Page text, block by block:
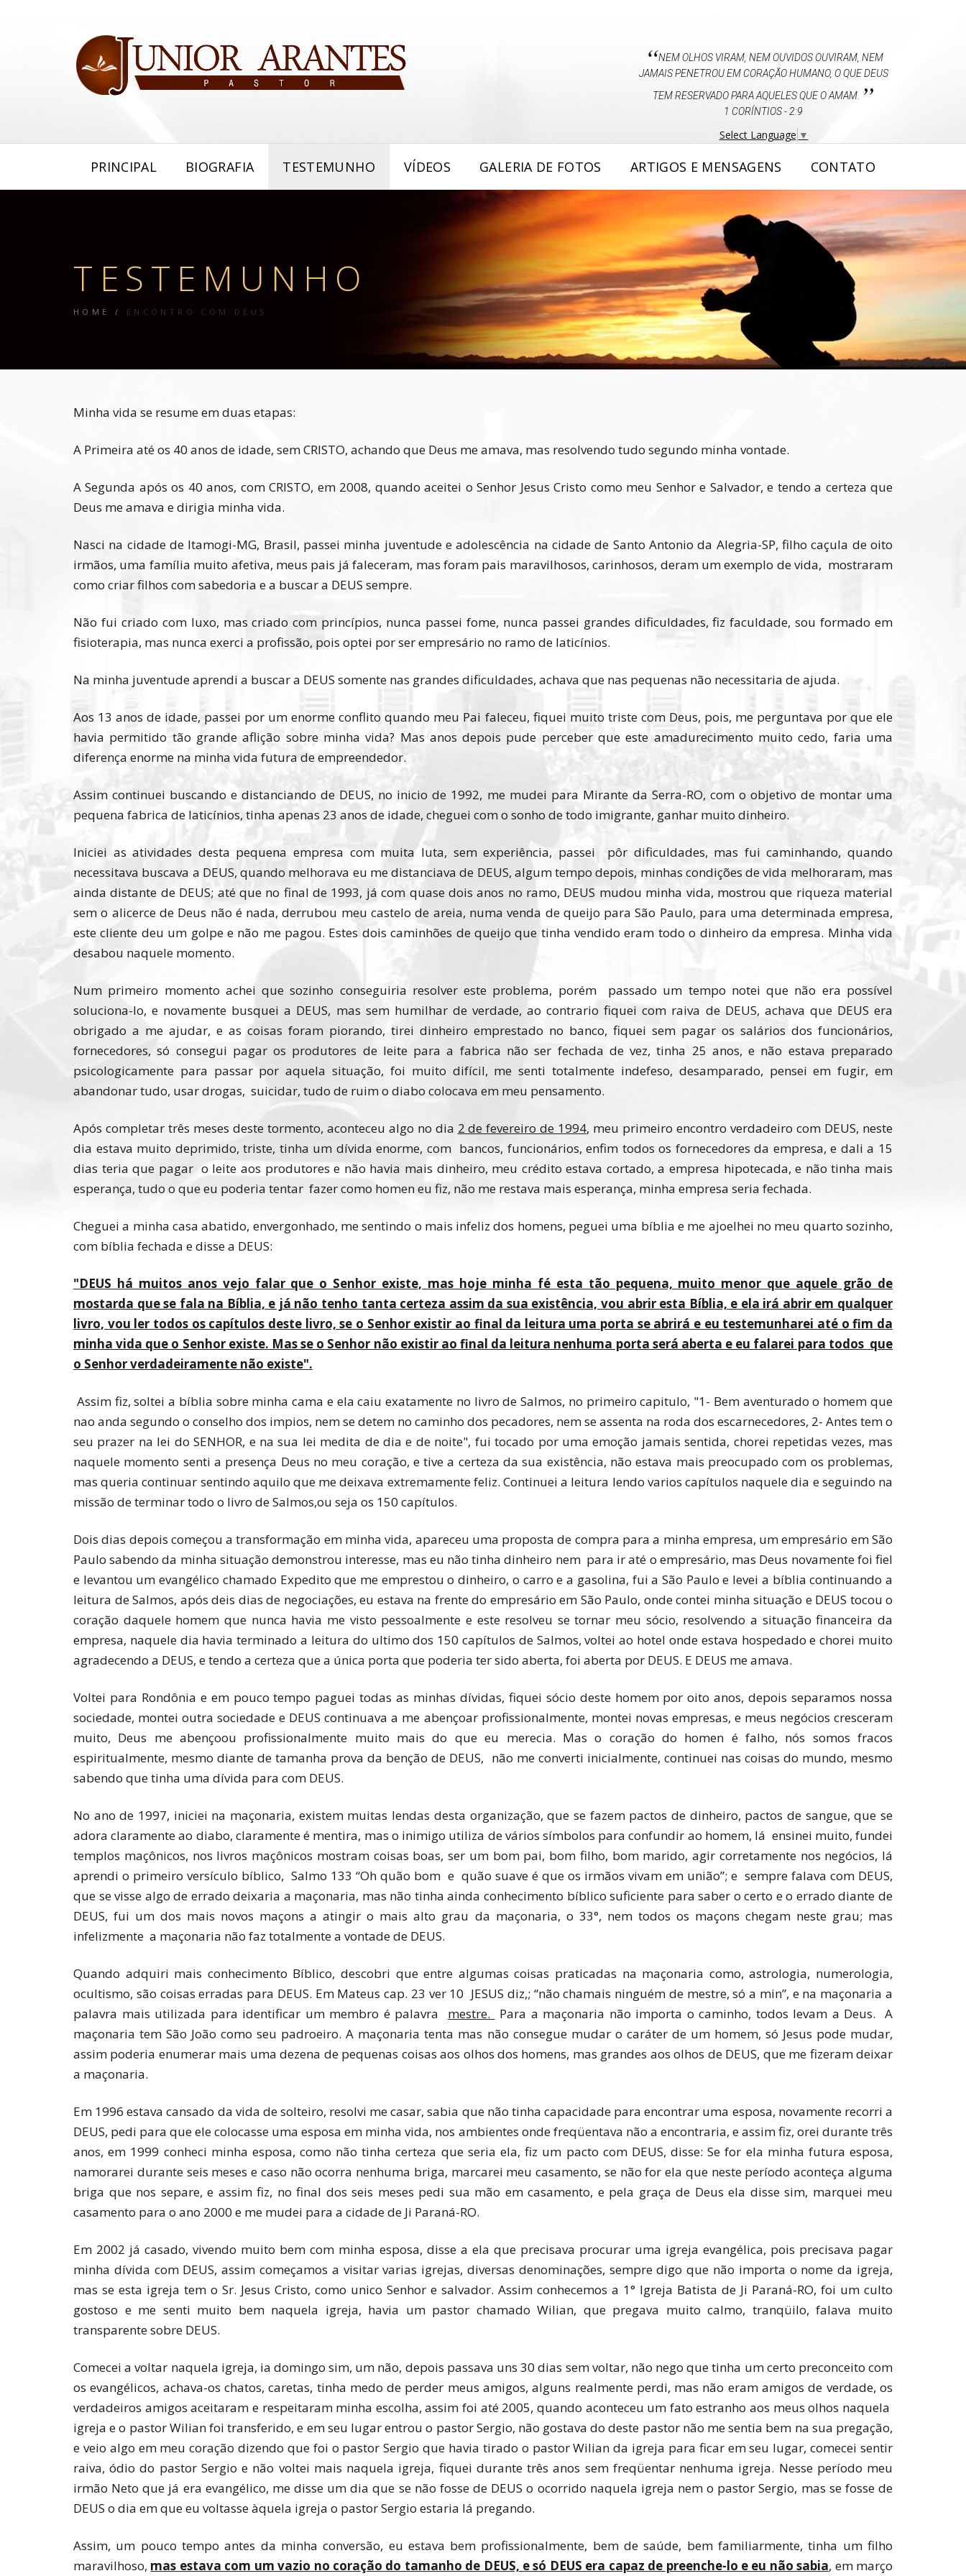
“NEM OLHOS VIRAM, NEM OUVIDOS OUVIRAM, NEM
JAMAIS PENETROU EM CORAÇÃO HUMANO, O QUE DEUS
TEM RESERVADO PARA AQUELES QUE O AMAM. ”
1 CORÍNTIOS - 2:9
Select Language ▼
PRINCIPAL BIOGRAFIA TESTEMUNHO VÍDEOS GALERIA DE FOTOS ARTIGOS E MENSAGENS CONTATO
TESTEMUNHO
HOME / ENCONTRO COM DEUS
Minha vida se resume em duas etapas:
A Primeira até os 40 anos de idade, sem CRISTO, achando que Deus me amava, mas resolvendo tudo segundo minha vontade.
A Segunda após os 40 anos, com CRISTO, em 2008, quando aceitei o Senhor Jesus Cristo como meu Senhor e Salvador, e tendo a certeza que
Deus me amava e dirigia minha vida.
Nasci na cidade de Itamogi-MG, Brasil, passei minha juventude e adolescência na cidade de Santo Antonio da Alegria-SP, filho caçula de oito
irmãos, uma família muito afetiva, meus pais já faleceram, mas foram pais maravilhosos, carinhosos, deram um exemplo de vida, mostraram
como criar filhos com sabedoria e a buscar a DEUS sempre.
Não fui criado com luxo, mas criado com princípios, nunca passei fome, nunca passei grandes dificuldades, fiz faculdade, sou formado em
fisioterapia, mas nunca exerci a profissão, pois optei por ser empresário no ramo de laticínios.
Na minha juventude aprendi a buscar a DEUS somente nas grandes dificuldades, achava que nas pequenas não necessitaria de ajuda.
Aos 13 anos de idade, passei por um enorme conflito quando meu Pai faleceu, fiquei muito triste com Deus, pois, me perguntava por que ele
havia permitido tão grande aflição sobre minha vida? Mas anos depois pude perceber que este amadurecimento muito cedo, faria uma
diferença enorme na minha vida futura de empreendedor.
Assim continuei buscando e distanciando de DEUS, no inicio de 1992, me mudei para Mirante da Serra-RO, com o objetivo de montar uma
pequena fabrica de laticínios, tinha apenas 23 anos de idade, cheguei com o sonho de todo imigrante, ganhar muito dinheiro.
Iniciei as atividades desta pequena empresa com muita luta, sem experiência, passei pôr dificuldades, mas fui caminhando, quando
necessitava buscava a DEUS, quando melhorava eu me distanciava de DEUS, algum tempo depois, minhas condições de vida melhoraram, mas
ainda distante de DEUS; até que no final de 1993, já com quase dois anos no ramo, DEUS mudou minha vida, mostrou que riqueza material
sem o alicerce de Deus não é nada, derrubou meu castelo de areia, numa venda de queijo para São Paulo, para uma determinada empresa,
este cliente deu um golpe e não me pagou. Estes dois caminhões de queijo que tinha vendido eram todo o dinheiro da empresa. Minha vida
desabou naquele momento.
Num primeiro momento achei que sozinho conseguiria resolver este problema, porém passado um tempo notei que não era possível
soluciona-lo, e novamente busquei a DEUS, mas sem humilhar de verdade, ao contrario fiquei com raiva de DEUS, achava que DEUS era
obrigado a me ajudar, e as coisas foram piorando, tirei dinheiro emprestado no banco, fiquei sem pagar os salários dos funcionários,
fornecedores, só consegui pagar os produtores de leite para a fabrica não ser fechada de vez, tinha 25 anos, e não estava preparado
psicologicamente para passar por aquela situação, foi muito difícil, me senti totalmente indefeso, desamparado, pensei em fugir, em
abandonar tudo, usar drogas, suicidar, tudo de ruim o diabo colocava em meu pensamento.
Após completar três meses deste tormento, aconteceu algo no dia 2 de fevereiro de 1994, meu primeiro encontro verdadeiro com DEUS, neste
dia estava muito deprimido, triste, tinha um dívida enorme, com bancos, funcionários, enfim todos os fornecedores da empresa, e dali a 15
dias teria que pagar o leite aos produtores e não havia mais dinheiro, meu crédito estava cortado, a empresa hipotecada, e não tinha mais
esperança, tudo o que eu poderia tentar fazer como homen eu fiz, não me restava mais esperança, minha empresa seria fechada.
Cheguei a minha casa abatido, envergonhado, me sentindo o mais infeliz dos homens, peguei uma bíblia e me ajoelhei no meu quarto sozinho,
com bíblia fechada e disse a DEUS:
"DEUS há muitos anos vejo falar que o Senhor existe, mas hoje minha fé esta tão pequena, muito menor que aquele grão de
mostarda que se fala na Bíblia, e já não tenho tanta certeza assim da sua existência, vou abrir esta Bíblia, e ela irá abrir em qualquer
livro, vou ler todos os capítulos deste livro, se o Senhor existir ao final da leitura uma porta se abrirá e eu testemunharei até o fim da
minha vida que o Senhor existe. Mas se o Senhor não existir ao final da leitura nenhuma porta será aberta e eu falarei para todos que
o Senhor verdadeiramente não existe".
Assim fiz, soltei a bíblia sobre minha cama e ela caiu exatamente no livro de Salmos, no primeiro capitulo, "1- Bem aventurado o homem que
nao anda segundo o conselho dos impios, nem se detem no caminho dos pecadores, nem se assenta na roda dos escarnecedores, 2- Antes tem o
seu prazer na lei do SENHOR, e na sua lei medita de dia e de noite", fui tocado por uma emoção jamais sentida, chorei repetidas vezes, mas
naquele momento senti a presença Deus no meu coração, e tive a certeza da sua existência, não estava mais preocupado com os problemas,
mas queria continuar sentindo aquilo que me deixava extremamente feliz. Continuei a leitura lendo varios capítulos naquele dia e seguindo na
missão de terminar todo o livro de Salmos,ou seja os 150 capítulos.
Dois dias depois começou a transformação em minha vida, apareceu uma proposta de compra para a minha empresa, um empresário em São
Paulo sabendo da minha situação demonstrou interesse, mas eu não tinha dinheiro nem para ir até o empresário, mas Deus novamente foi fiel
e levantou um evangélico chamado Expedito que me emprestou o dinheiro, o carro e a gasolina, fui a São Paulo e levei a bíblia continuando a
leitura de Salmos, após deis dias de negociações, eu estava na frente do empresário em São Paulo, onde contei minha situação e DEUS tocou o
coração daquele homem que nunca havia me visto pessoalmente e este resolveu se tornar meu sócio, resolvendo a situação financeira da
empresa, naquele dia havia terminado a leitura do ultimo dos 150 capítulos de Salmos, voltei ao hotel onde estava hospedado e chorei muito
agradecendo a DEUS, e tendo a certeza que a única porta que poderia ter sido aberta, foi aberta por DEUS. E DEUS me amava.
Voltei para Rondônia e em pouco tempo paguei todas as minhas dívidas, fiquei sócio deste homem por oito anos, depois separamos nossa
sociedade, montei outra sociedade e DEUS continuava a me abençoar profissionalmente, montei novas empresas, e meus negócios cresceram
muito, Deus me abençoou profissionalmente muito mais do que eu merecia. Mas o coração do homen é falho, nós somos fracos
espiritualmente, mesmo diante de tamanha prova da benção de DEUS, não me converti inicialmente, continuei nas coisas do mundo, mesmo
sabendo que tinha uma dívida para com DEUS.
No ano de 1997, iniciei na maçonaria, existem muitas lendas desta organização, que se fazem pactos de dinheiro, pactos de sangue, que se
adora claramente ao diabo, claramente é mentira, mas o inimigo utiliza de vários símbolos para confundir ao homem, lá ensinei muito, fundei
templos maçônicos, nos livros maçônicos mostram coisas boas, ser um bom pai, bom filho, bom marido, agir corretamente nos negócios, lá
aprendi o primeiro versículo bíblico, Salmo 133 “Oh quão bom e quão suave é que os irmãos vivam em união”; e sempre falava com DEUS,
que se visse algo de errado deixaria a maçonaria, mas não tinha ainda conhecimento bíblico suficiente para saber o certo e o errado diante de
DEUS, fui um dos mais novos maçons a atingir o mais alto grau da maçonaria, o 33°, nem todos os maçons chegam neste grau; mas
infelizmente a maçonaria não faz totalmente a vontade de DEUS.
Quando adquiri mais conhecimento Bíblico, descobri que entre algumas coisas praticadas na maçonaria como, astrologia, numerologia,
ocultismo, são coisas erradas para DEUS. Em Mateus cap. 23 ver 10 JESUS diz,; “não chamais ninguém de mestre, só a min”, e na maçonaria a
palavra mais utilizada para identificar um membro é palavra mestre.
Para a maçonaria não importa o caminho, todos levam a Deus. A
maçonaria tem São João como seu padroeiro. A maçonaria tenta mas não consegue mudar o caráter de um homem, só Jesus pode mudar,
assim poderia enumerar mais uma dezena de pequenas coisas aos olhos dos homens, mas grandes aos olhos de DEUS, que me fizeram deixar
a maçonaria.
Em 1996 estava cansado da vida de solteiro, resolvi me casar, sabia que não tinha capacidade para encontrar uma esposa, novamente recorri a
DEUS, pedi para que ele colocasse uma esposa em minha vida, nos ambientes onde freqüentava não a encontraria, e assim fiz, orei durante três
anos, em 1999 conheci minha esposa, como não tinha certeza que seria ela, fiz um pacto com DEUS, disse: Se for ela minha futura esposa,
namorarei durante seis meses e caso não ocorra nenhuma briga, marcarei meu casamento, se não for ela que neste período aconteça alguma
briga que nos separe, e assim fiz, no final dos seis meses pedi sua mão em casamento, e pela graça de Deus ela disse sim, marquei meu
casamento para o ano 2000 e me mudei para a cidade de Ji Paraná-RO.
Em 2002 já casado, vivendo muito bem com minha esposa, disse a ela que precisava procurar uma igreja evangélica, pois precisava pagar
minha dívida com DEUS, assim começamos a visitar varias igrejas, diversas denominações, sempre digo que não importa o nome da igreja,
mas se esta igreja tem o Sr. Jesus Cristo, como unico Senhor e salvador. Assim conhecemos a 1° Igreja Batista de Ji Paraná-RO, foi um culto
gostoso e me senti muito bem naquela igreja, havia um pastor chamado Wilian, que pregava muito calmo, tranqüilo, falava muito
transparente sobre DEUS.
Comecei a voltar naquela igreja, ia domingo sim, um não, depois passava uns 30 dias sem voltar, não nego que tinha um certo preconceito com
os evangélicos, achava-os chatos, caretas, tinha medo de perder meus amigos, alguns realmente perdi, mas não eram amigos de verdade, os
verdadeiros amigos aceitaram e respeitaram minha escolha, assim foi até 2005, quando aconteceu um fato estranho aos meus olhos naquela
igreja e o pastor Wilian foi transferido, e em seu lugar entrou o pastor Sergio, não gostava do deste pastor não me sentia bem na sua pregação,
e veio algo em meu coração dizendo que foi o pastor Sergio que havia tirado o pastor Wilian da igreja para ficar em seu lugar, comecei sentir
raiva, ódio do pastor Sergio e não voltei mais naquela igreja, fiquei durante três anos sem freqüentar nenhuma igreja. Nesse período meu
irmão Neto que já era evangélico, me disse um dia que se não fosse de DEUS o ocorrido naquela igreja nem o pastor Sergio, mas se fosse de
DEUS o dia em que eu voltasse àquela igreja o pastor Sergio estaria lá pregando.
Assim, um pouco tempo antes da minha conversão, eu estava bem profissionalmente, bem de saúde, bem familiarmente, tinha um filho
maravilhoso, mas estava com um vazio no coração do tamanho de DEUS, e só DEUS era capaz de preenche-lo e eu não sabia, em março